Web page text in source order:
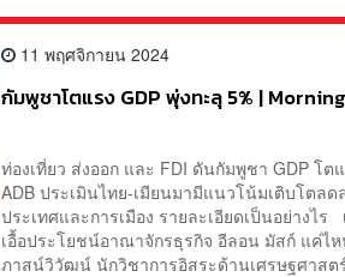
11 พฤศจิกายน 2024
กัมพูชาโตแรง GDP พุ่งทะลุ 5% |
ท่องเที่ยว ส่งออก และ FDI ดันกัมพูชา GDP โ
ADB ประเมินไทย-เมียนมามีแนวโน้มเติบโตล
ประเทศและการเมือง รายละเอียดเป็นอย่างไ
เอื้อประโยชน์อาณาจักรธุรกิจ อีลอน มัสก์ แค่ไ
ภาสน์วิวัฒน์ นักวิชาการอิสระด้านเศรษฐศาสต